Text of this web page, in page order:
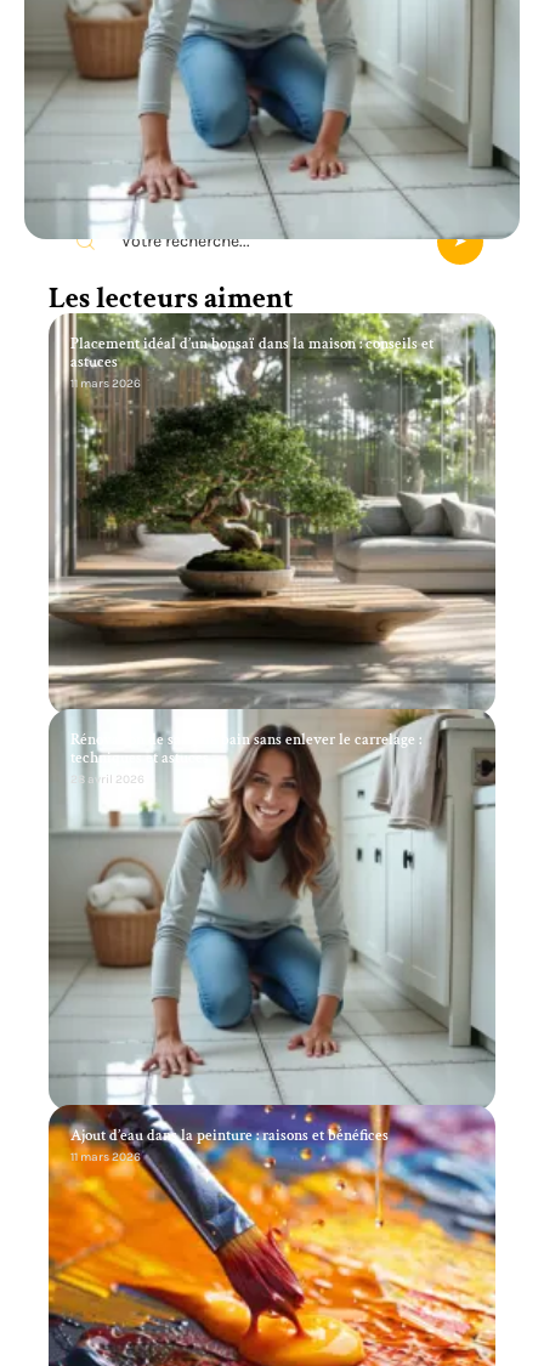
Recherche
Les lecteurs aiment
Placement idéal d’un bonsaï dans la maison : conseils et
astuces
11 mars 2026
Rénovation de salle de bain sans enlever le carrelage :
techniques et astuces
28 avril 2026
Ajout d’eau dans la peinture : raisons et bénéfices
11 mars 2026